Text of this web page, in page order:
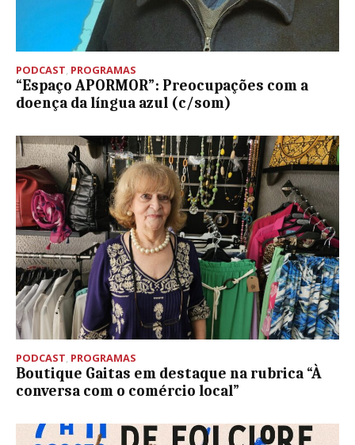
PODCAST, PROGRAMAS
“Espaço APORMOR”: Preocupações com a
doença da língua azul (c/som)
PODCAST, PROGRAMAS
Boutique Gaitas em destaque na rubrica “À
conversa com o comércio local”